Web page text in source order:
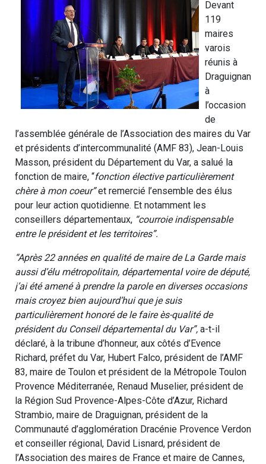
Devant
119
maires
varois
réunis à
Draguignan
à
l’occasion
de
l’assemblée générale de l’Association des maires du Var
et présidents d’intercommunalité (AMF 83), Jean-Louis
Masson, président du Département du Var, a salué la
fonction de maire, “fonction élective particulièrement
chère à mon coeur”et remercié l’ensemble des élus
pour leur action quotidienne. Et notamment les
conseillers départementaux, “courroie indispensable
entre le président et les territoires”.
“Après 22 années en qualité de maire de La Garde mais
aussi d’élu métropolitain, départemental voire de député,
j’ai été amené à prendre la parole en diverses occasions
mais croyez bien aujourd’hui que je suis
particulièrement honoré de le faire ès-qualité de
président du Conseil départemental du Var”, a-t-il
déclaré, à la tribune d’honneur, aux côtés d’Evence
Richard, préfet du Var, Hubert Falco, président de l’AMF
83, maire de Toulon et président de la Métropole Toulon
Provence Méditerranée, Renaud Muselier, président de
la Région Sud Provence-Alpes-Côte d’Azur, Richard
Strambio, maire de Draguignan, président de la
Communauté d’agglomération Dracénie Provence Verdon
et conseiller régional, David Lisnard, président de
l’Association des maires de France et maire de Cannes,